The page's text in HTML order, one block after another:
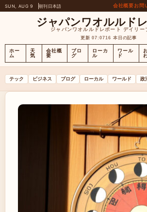
SUN, AUG 9 朝刊日本語 会社概要お問
ジャパンワオルルド
ジャパンワオルルドレポート デイリー
更新 07:0716 本日の記事
ホー
ム
天
気
会社概
要
ブロ
グ
ローカ
ル
ワール
ド
テック ビジネス ブログ ローカル ワールド 政